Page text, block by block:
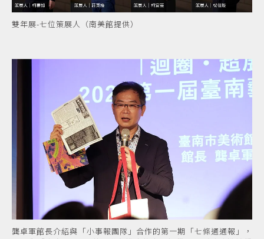
雙年展-七位策展人（南美館提供）
龔卓軍館長介紹與「小事報團隊」合作的第一期「七條通通報」，